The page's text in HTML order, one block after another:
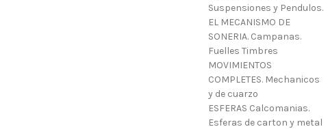
Suspensiones y Pendulos.
EL MECANISMO DE
SONERIA. Campanas.
Fuelles Timbres
MOVIMIENTOS
COMPLETES. Mechanicos
y de cuarzo
ESFERAS Calcomanias.
Esferas de carton y metal